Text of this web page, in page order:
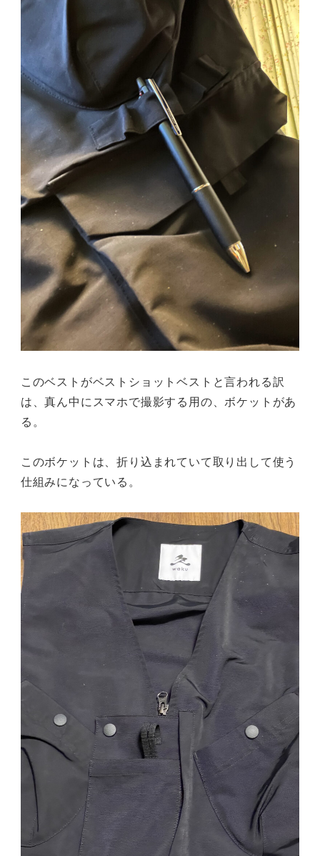
このベストがベストショットベストと言われる訳
は、真ん中にスマホで撮影する用の、ボケットがあ
る。
このボケットは、折り込まれていて取り出して使う
仕組みになっている。